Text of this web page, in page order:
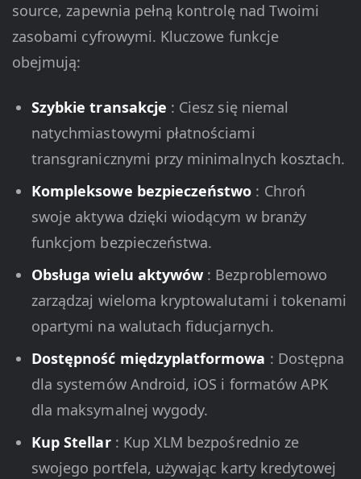
source, zapewnia pełną kontrolę nad Twoimi
zasobami cyfrowymi. Kluczowe funkcje
obejmują:
Szybkie transakcje : Ciesz się niemal
natychmiastowymi płatnościami
transgranicznymi przy minimalnych kosztach.
Kompleksowe bezpieczeństwo : Chroń
swoje aktywa dzięki wiodącym w branży
funkcjom bezpieczeństwa.
Obsługa wielu aktywów : Bezproblemowo
zarządzaj wieloma kryptowalutami i tokenami
opartymi na walutach fiducjarnych.
Dostępność międzyplatformowa : Dostępna
dla systemów Android, iOS i formatów APK
dla maksymalnej wygody.
Kup Stellar : Kup XLM bezpośrednio ze
swojego portfela, używając karty kredytowej